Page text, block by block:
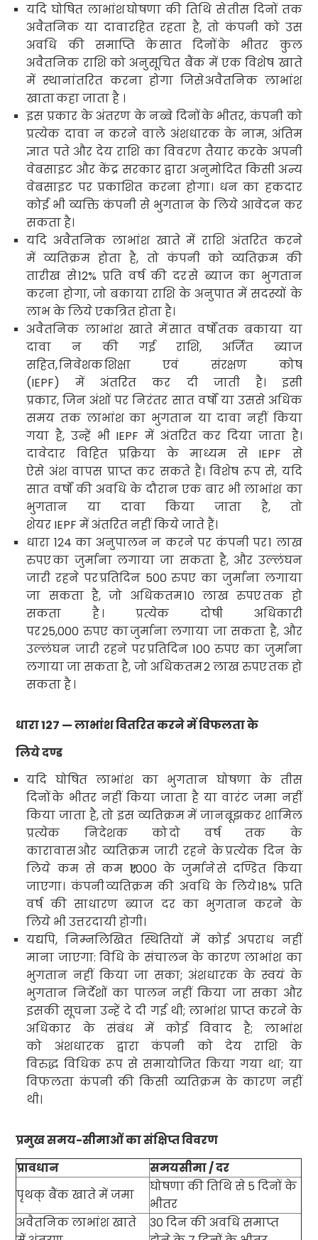
यदि घोषित लाभांशघोषणा की तिथि सेतीस दिनों तक
अवैतनिक या दावारहित रहता है, तो कंपनी को उस
अवधि की समाप्ति केसात दिनोंके भीतर कुल
अवैतनिक राशि को अनुसूचित बैंक में एक विशेष खाते
में स्थानांतरित करना होगा जिसेअवैतनिक लाभांश
खाताकहा जाता है ।
इस प्रकार के अंतरण के नब्बे दिनोंके भीतर,कंपनी को
प्रत्येक दावा न करने वाले अंशधारक के नाम, अंतिम
ज्ञात पते और देय राशि का विवरण तैयार करके अपनी
वेबसाइट और केंद्र सरकार द्वारा अनुमोदित किसी अन्य
वेबसाइट पर प्रकाशित करना होगा। धन का हकदार
कोई भी व्यक्ति कंपनी से भुगतान के लिये आवेदन कर
सकता है।
यदि अवैतनिक लाभांश खाते में राशि अंतरित करने
में व्यतिक्रम होता है, तो कंपनी को व्यतिक्रम की
तारीख से12%प्रति वर्ष की दरसे ब्याज का भुगतान
करना होगा, जो बकाया राशि के अनुपात में सदस्यों के
लाभ के लिये एकत्रित होता है।
अवैतनिक लाभांश खाते मेंसात वर्षोंतक बकाया या
दावा न की गई राशि, अर्जित ब्याज
सहित,निवेशकशिक्षा एवं संरक्षण कोष
(IEPF)में अंतरित कर दी जाती है। इसी
प्रकार,जिन अंशों पर निरंतर सात वर्षों या उससे अधिक
समय तक लाभांश का भुगतान या दावा नहीं किया
गया है, उन्हें भी IEPFमें अंतरित कर दिया जाता है।
दावेदार विहित प्रक्रिया के माध्यम से IEPF से
ऐसे अंश वापस प्राप्त कर सकते हैं। विशेष रूप से, यदि
सात वर्षों की अवधि के दौरान एक बार भी लाभांश का
भुगतान या दावा किया जाता है, तो
शेयर IEPFमें अंतरित नहीं किये जाते हैं।
धारा 124का अनुपालन न करने पर कंपनी पर1 लाख
रुपएका जुर्माना लगाया जा सकता है, और उल्लंघन
जारी रहने परप्रतिदिन 500रुपए का जुर्माना लगाया
जा सकता है,जो अधिकतम10लाख रुपएतक हो
सकता है। प्रत्येक दोषी अधिकारी
पर25,000 रुपए काजुर्माना लगाया जा सकता है, और
उल्लंघन जारी रहने परप्रतिदिन100रुपए का जुर्माना
लगाया जा सकता है, जो अधिकतम2लाख रुपएतक हो
सकता है।
धारा127 —लाभांश वितरित करने में विफलता के
लियेदण्ड
यदि घोषित लाभांश का भुगतान घोषणा के तीस
दिनोंके भीतर नहीं किया जाता है या वारंट जमा नहीं
किया जाता है,तो इस व्यतिक्रम में जानबूझकर शामिल
प्रत्येक निदेशक कोदो वर्ष तक के
कारावासऔर व्यतिक्रम जारी रहने केप्रत्येक दिन के
लिये कम से कम ₹1,000 के जुर्मानेसे दण्डित किया
जाएगा। कंपनीव्यतिक्रम की अवधि के लिये18% प्रति
वर्ष की साधारण ब्याज दर का भुगतान करने के
लिये भी उत्तरदायी होगी।
यद्यपि,निम्नलिखित स्थितियों में कोई अपराध नहीं
माना जाएगा: विधि के संचालन के कारण लाभांश का
भुगतान नहीं किया जा सका; अंशधारक के स्वयं के
भुगतान निर्देशों का पालन नहीं किया जा सका और
इसकी सूचना उन्हें दे दी गई थी; लाभांश प्राप्त करने के
अधिकार के संबंध में कोई विवाद है; लाभांश
को अंशधारक द्वारा कंपनी को देय राशि के
विरुद्ध विधिक रूप से समायोजित किया गया था; या
विफलता कंपनी की किसी व्यतिक्रम के कारण नहीं
थी।
प्रमुख समय-सीमाओं का संक्षिप्त विवरण
प्रावधान
समयसीमा / दर
पृथक् बैंक खाते में जमा
घोषणा की तिथि से 5दिनों के
भीतर
अवैतनिक लाभांश खाते
30दिन की अवधि समाप्त